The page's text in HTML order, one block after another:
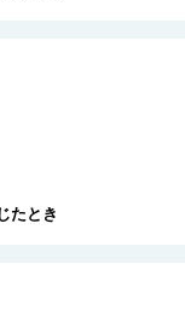
たとき